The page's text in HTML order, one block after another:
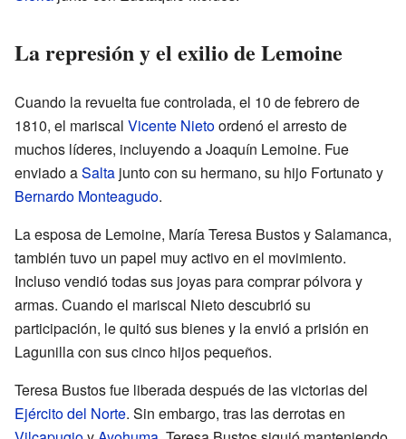
La represión y el exilio de Lemoine
Cuando la revuelta fue controlada, el 10 de febrero de
1810, el mariscal Vicente Nietoordenó el arresto de
muchos líderes, incluyendo a Joaquín Lemoine. Fue
enviado aSalta junto con su hermano, su hijo Fortunato y
Bernardo Monteagudo.
La esposa de Lemoine, María Teresa Bustos y Salamanca,
también tuvo un papel muy activo en el movimiento.
Incluso vendió todas sus joyas para comprar pólvora y
armas. Cuando el mariscal Nieto descubrió su
participación, le quitó sus bienes y la envió a prisión en
Lagunilla con sus cinco hijos pequeños.
Teresa Bustos fue liberada después de las victorias del
Ejército del Norte. Sin embargo, tras las derrotas en